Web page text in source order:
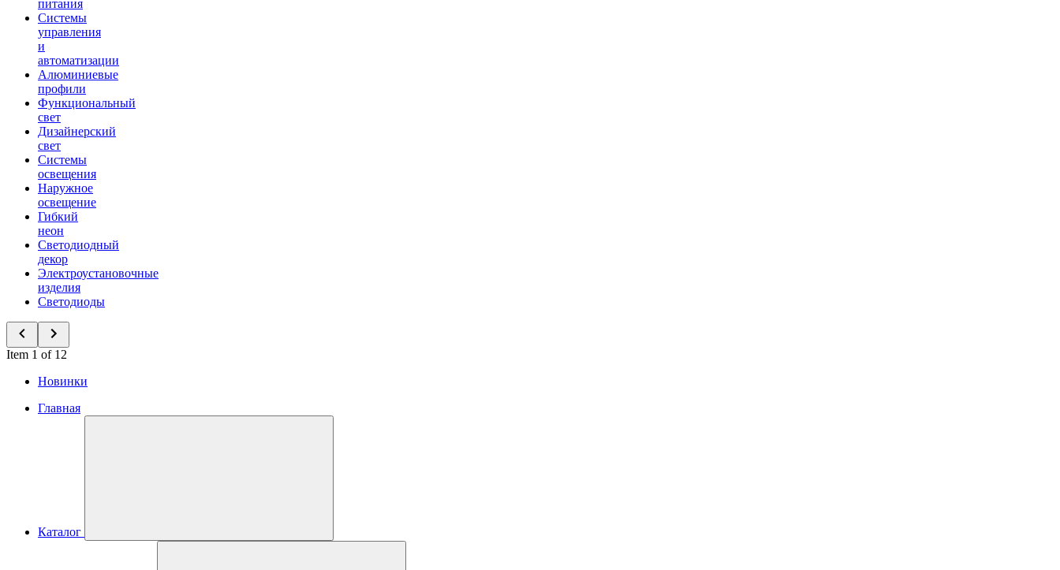
питания
Системы
управления
и
автоматизации
Алюминиевые
профили
Функциональный
свет
Дизайнерский
свет
Системы
освещения
Наружное
освещение
Гибкий
неон
Светодиодный
декор
Электроустановочные
изделия
Светодиоды
Item 1 of 12
Новинки
Главная
Каталог